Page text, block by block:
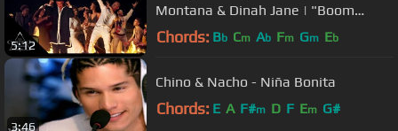
5:12
Montana & Dinah Jane | "Boom
Boom" (Video Oficial)
Chords: Bb Cm Ab Fm Gm Eb
3:46
Chino & Nacho - Niña Bonita
Chords: E A F#m D F Em G#